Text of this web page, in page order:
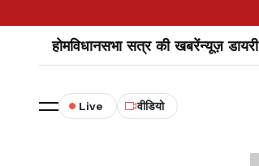
होमविधानसभा सत्र की खबरेंन्यूज़ डायरी
Live वीडियो